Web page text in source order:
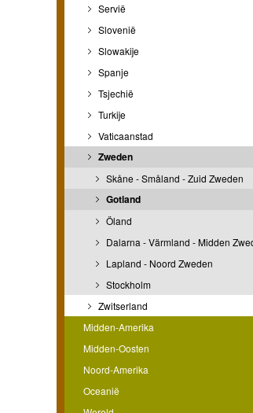
Servië
Slovenië
Slowakije
Spanje
Tsjechië
Turkije
Vaticaanstad
Zweden
Skåne - Småland - Zuid Zweden
Gotland
Öland
Dalarna - Värmland - Midden
Lapland - Noord Zweden
Stockholm
Zwitserland
Midden-Amerika
Midden-Oosten
Noord-Amerika
Oceanië